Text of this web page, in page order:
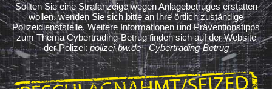
Sollten Sie eine Strafanzeige wegen Anlagebetruges erstatten
wollen, wenden Sie sich bitte an Ihre örtlich zuständige
Polizeidienststelle. Weitere Informationen und Präventionstipps
zum Thema Cybertrading-Betrug finden sich auf der Website
der Polizei:polizei-bw.de - Cybertrading-Betrug